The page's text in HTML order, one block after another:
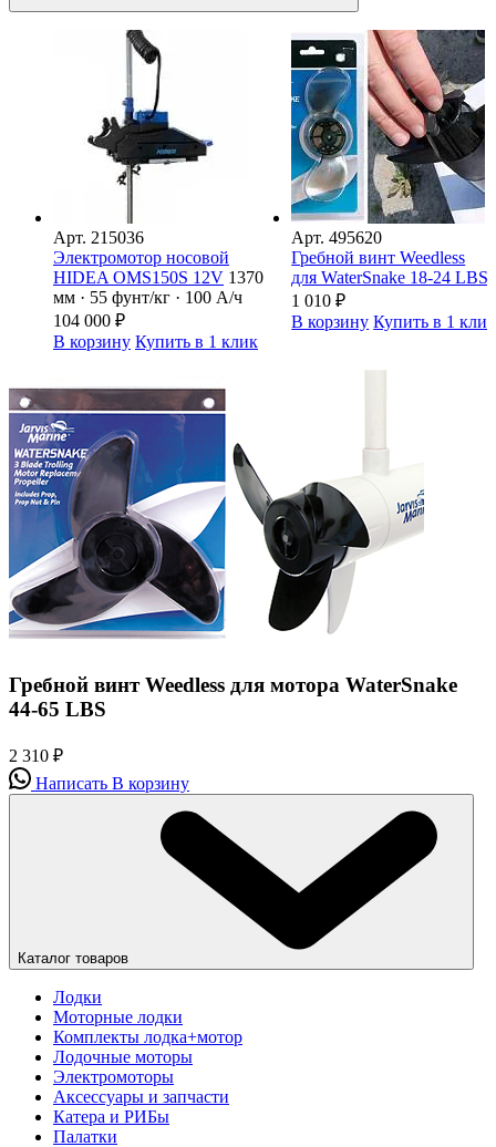
Арт. 215036
Электромотор носовой
HIDEA OMS150S 12V 1370
мм · 55 фунт/кг · 100 А/ч
104 000 ₽
В корзину Купить в 1 клик
Арт.495620
Гребной винт Weedless
для WaterSnake 18-24 LBS
1 010₽
В корзину Купить в 1 клик
Гребной винт Weedless для мотора WaterSnake
44-65 LBS
2 310 ₽
Написать В корзину
Каталог товаров
Лодки
Моторные лодки
Комплекты лодка+мотор
Лодочные моторы
Электромоторы
Аксессуары и запчасти
Катера и РИБы
Палатки